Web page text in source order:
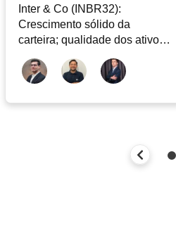
Inter & Co (INBR32):
Crescimento sólido da
carteira; qualidade dos ativos
continua sendo o principal
debate